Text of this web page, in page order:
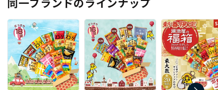
同一ブランドのラインナップ